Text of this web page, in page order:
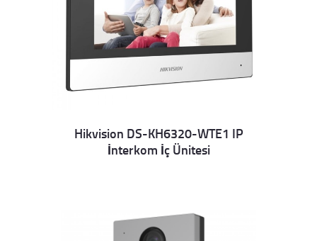
Details
Hikvision DS-KH6320-WTE1 IP
İnterkom İç Ünitesi